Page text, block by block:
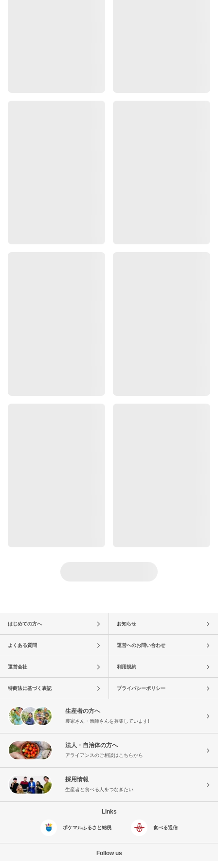
はじめての方へ お知らせ
よくある質問 運営へのお問い合わせ
運営会社 利用規約
特商法に基づく表記 プライバシーポリシー
生産者の方へ
農家さん・漁師さんを募集しています!
法人・自治体の方へ
アライアンスのご相談はこちらから
採用情報
生産者と食べる人をつなぎたい
Links
ポケマルふるさと納税 食べる通信
Follow us